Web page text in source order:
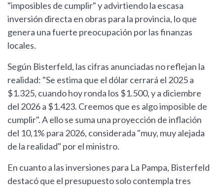
"imposibles de cumplir" y advirtiendo la escasa
inversión directa en obras para la provincia, lo que
genera una fuerte preocupación por las finanzas
locales.
Según Bisterfeld, las cifras anunciadas no reflejan la
realidad: "Se estima que el dólar cerrará el 2025 a
$1.325, cuando hoy ronda los $1.500, y a diciembre
del 2026 a $1.423. Creemos que es algo imposible de
cumplir". A ello se suma una proyección de inflación
del 10,1% para 2026, considerada "muy, muy alejada
de la realidad" por el ministro.
En cuanto a las inversiones para La Pampa, Bisterfeld
destacó que el presupuesto solo contempla tres